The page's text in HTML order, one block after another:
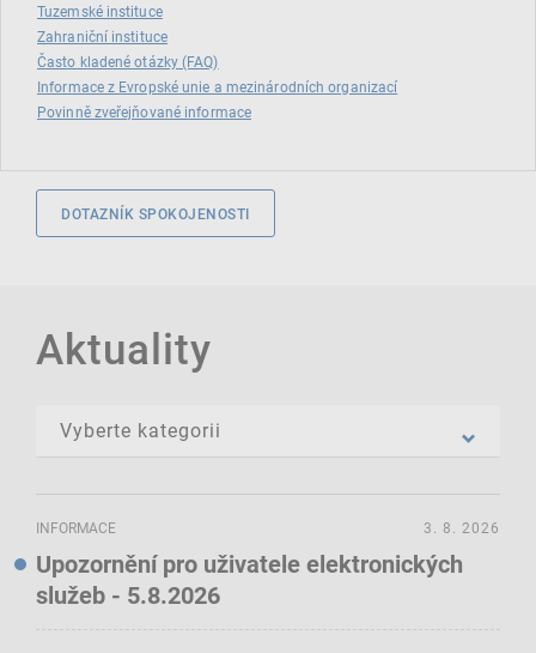
Tuzemské instituce
Zahraniční instituce
Často kladené otázky (FAQ)
Informace z Evropské unie a mezinárodních organizací
Povinně zveřejňované informace
DOTAZNÍK SPOKOJENOSTI
Aktuality
INFORMACE
Upozornění pro uživatele elektronických
služeb - 5.8.2026
3. 8. 2026